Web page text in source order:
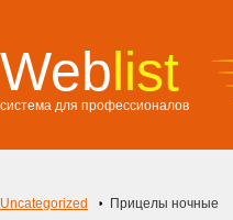
Weblist
система для профессионалов
Uncategorized Прицелы ночные